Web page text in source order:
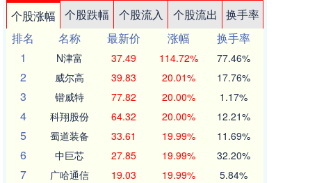
个股涨幅 个股跌幅 个股流入 个股流出
换手率
排名
名称 最新价 涨幅
换手率
1
N津富 37.49 114.72% 77.46%
2 威尔高 39.83 20.01% 17.76%
3 锴威特 77.82 20.00% 1.17%
4 科翔股份 64.32 20.00% 12.21%
5 蜀道装备 33.61 19.99% 11.69%
6 中巨芯 27.85 19.99% 32.20%
7 广哈通信 19.03 19.99% 5.84%